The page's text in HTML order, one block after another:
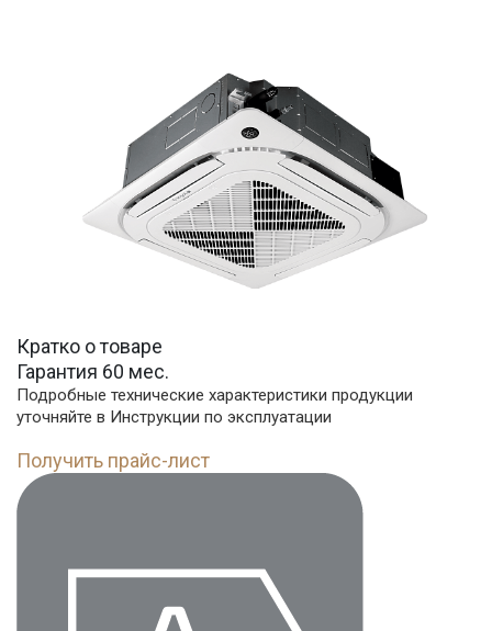
Кратко о товаре
Гарантия 60 мес.
Подробные технические характеристики продукции
уточняйте в Инструкции по эксплуатации
Получить прайс-лист